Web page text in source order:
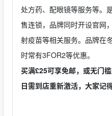
处方药、配眼镜等服务等。
售连锁，品牌同时开设官网
射疫苗等相关服务。品牌在
时常有3FOR2等优惠。
买满£25可享免邮，或无门
日需到店重新激活，大家记